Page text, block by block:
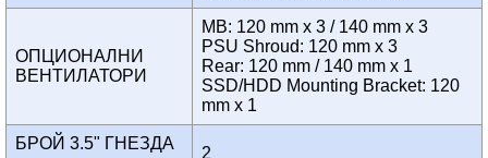
ОПЦИОНАЛНИ
ВЕНТИЛАТОРИ
MB: 120 mm x 3 / 140 mm x 3
PSU Shroud: 120 mm x 3
Rear: 120 mm / 140 mm x 1
SSD/HDD Mounting Bracket: 120
mm x 1
БРОЙ 3.5" ГНЕЗДА
2